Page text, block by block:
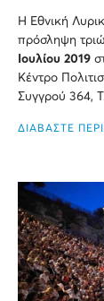
Η Εθνική
πρόσληψη
Ιουλίου 2019
Κέντρο
Συγγρού 364,
ΔΙΑΒΑΣΤΕ